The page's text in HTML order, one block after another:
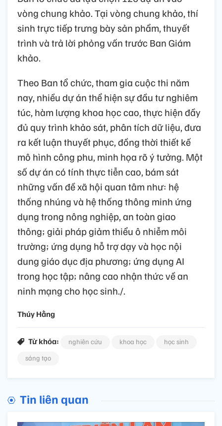
vòng chung khảo. Tại vòng chung khảo, thí
sinh trực tiếp trưng bày sản phẩm, thuyết
trình và trả lời phỏng vấn trước Ban Giám
khảo.
Theo Ban tổ chức, tham gia cuộc thi năm
nay, nhiều dự án thể hiện sự đầu tư nghiêm
túc, hàm lượng khoa học cao, thực hiện đầy
đủ quy trình khảo sát, phân tích dữ liệu, đưa
ra kết luận thuyết phục, đồng thời thiết kế
mô hình công phu, minh họa rõ ý tưởng. Một
số dự án có tính thực tiễn cao, bám sát
những vấn đề xã hội quan tâm như: hệ
thống nhúng và hệ thống thông minh ứng
dụng trong nông nghiệp, an toàn giao
thông; giải pháp giảm thiểu ô nhiễm môi
trường; ứng dụng hỗ trợ dạy và học nội
dung giáo dục địa phương; ứng dụng AI
trong học tập; nâng cao nhận thức về an
ninh mạng cho học sinh./.
Thúy Hằng
Từ khóa: nghiên cứu khoa học
học sinh
sáng tạo
Tin liên quan